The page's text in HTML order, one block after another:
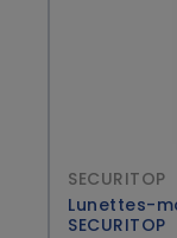
SECURITOP
Lunettes-
SECURITOP